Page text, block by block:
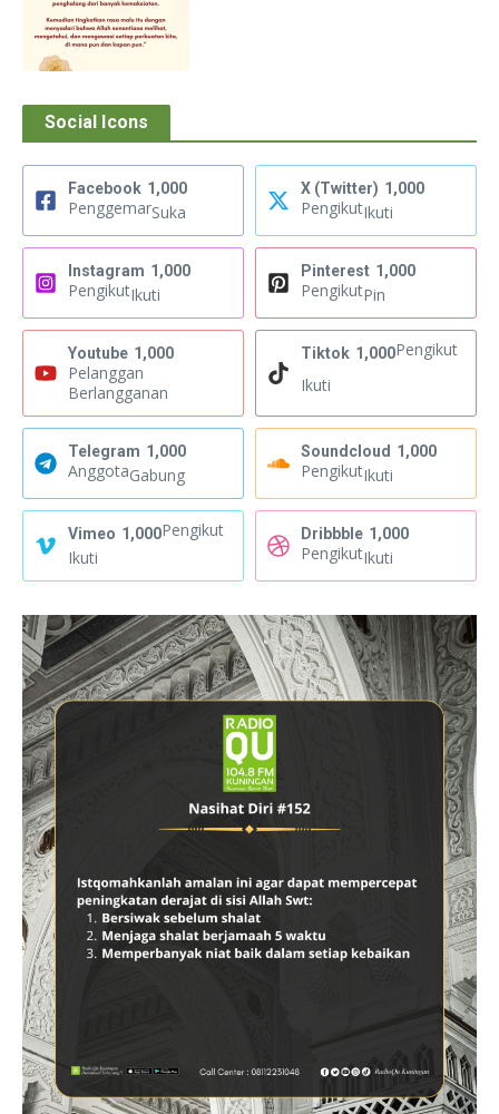
Social Icons
Facebook 1,000
PenggemarSuka
X (Twitter) 1,000
PengikutIkuti
Instagram 1,000
PengikutIkuti
Pinterest 1,000
PengikutPin
Youtube 1,000
Pelanggan
Berlangganan
Tiktok 1,000Pengikut
Ikuti
Telegram 1,000
AnggotaGabung
Soundcloud 1,000
PengikutIkuti
Vimeo 1,000Pengikut
Ikuti
Dribbble 1,000
PengikutIkuti